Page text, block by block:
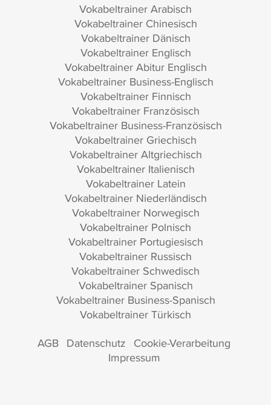
Vokabeltrainer Arabisch
Vokabeltrainer Chinesisch
Vokabeltrainer Dänisch
Vokabeltrainer Englisch
Vokabeltrainer Abitur Englisch
Vokabeltrainer Business-Englisch
Vokabeltrainer Finnisch
Vokabeltrainer Französisch
Vokabeltrainer Business-Französisch
Vokabeltrainer Griechisch
Vokabeltrainer Altgriechisch
Vokabeltrainer Italienisch
Vokabeltrainer Latein
Vokabeltrainer Niederländisch
Vokabeltrainer Norwegisch
Vokabeltrainer Polnisch
Vokabeltrainer Portugiesisch
Vokabeltrainer Russisch
Vokabeltrainer Schwedisch
Vokabeltrainer Spanisch
Vokabeltrainer Business-Spanisch
Vokabeltrainer Türkisch
AGB Datenschutz Cookie-Verarbeitung
Impressum